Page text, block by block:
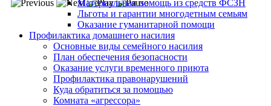
Материальная помощь из средств ФСЗН
Льготы и гарантии многодетным семьям
Оказание гуманитарной помощи
Профилактика домашнего насилия
Основные виды семейного насилия
План обеспечения безопасности
Оказание услуги временного приюта
Профилактика правонарушений
Куда обратиться за помощью
Комната «агрессора»